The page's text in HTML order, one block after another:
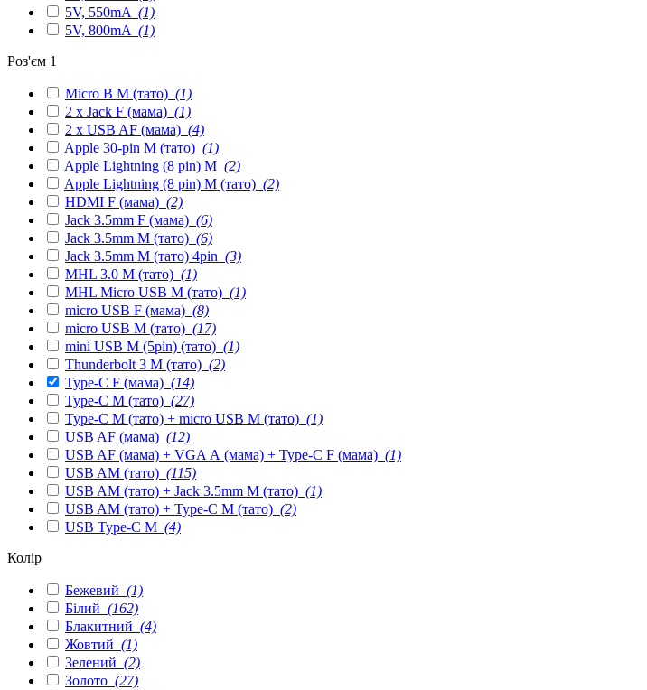
5V, 550mA (1)
5V, 800mA (1)
Роз'єм 1
Micro B M (тато) (1)
2 x Jack F (мама) (1)
2 x USB AF (мама) (4)
Apple 30-pin M (тато) (1)
Apple Lightning (8 pin) M (2)
Apple Lightning (8 pin) M (тато) (2)
HDMI F (мама) (2)
Jack 3.5mm F (мама) (6)
Jack 3.5mm M (тато) (6)
Jack 3.5mm M (тато) 4pin (3)
MHL 3.0 M (тато) (1)
MHL Micro USB M (тато) (1)
micro USB F (мама) (8)
micro USB M (тато) (17)
mini USB M (5pin) (тато) (1)
Thunderbolt 3 M (тато) (2)
Type-C F (мама) (14)
Type-C M (тато) (27)
Type-C M (тато) + micro USB M (тато) (1)
USB AF (мама) (12)
USB AF (мама) + VGA А (мама) + Type-C F (мама) (1)
USB AM (тато) (115)
USB AM (тато) + Jack 3.5mm M (тато) (1)
USB AM (тато) + Type-C M (тато) (2)
USB Type-C M (4)
Колір
Бежевий (1)
Білий (162)
Блакитний (4)
Жовтий (1)
Зелений (2)
Золото (27)